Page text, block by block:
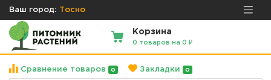
Ваш город: Тосно
Корзина
0 товаров на 0 ₽
Сравнение товаров 0 Закладки 0